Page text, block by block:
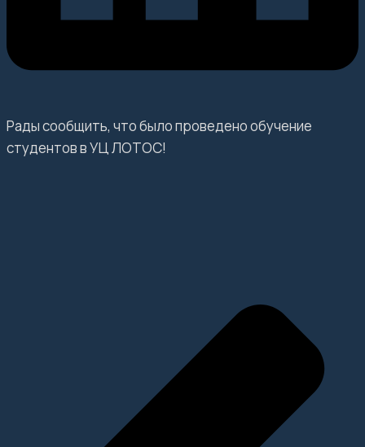
Рады сообщить, что было проведено обучение
студентов в УЦ ЛОТОС!